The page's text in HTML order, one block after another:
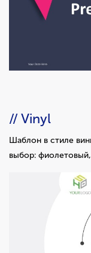
// Vinyl
Шаблон в стиле
выбор: